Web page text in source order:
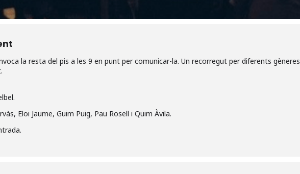
la resta del pis a les 9 en punt per comunicar-la. Un recorregut per diferents gèneres
Eloi Jaume, Guim Puig, Pau Rosell i Quim Àvila.